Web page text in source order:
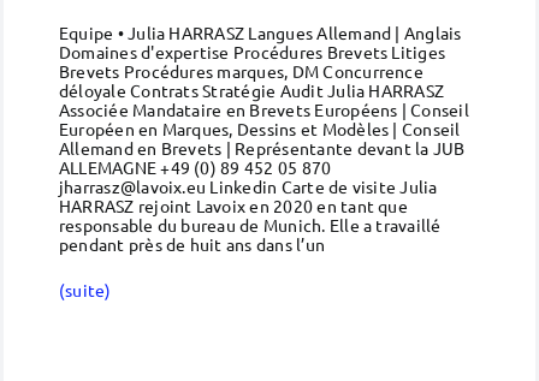
Equipe • Julia HARRASZ Langues Allemand | Anglais
Domaines d'expertise Procédures Brevets Litiges
Brevets Procédures marques, DM Concurrence
déloyale Contrats Stratégie Audit Julia HARRASZ
Associée Mandataire en Brevets Européens | Conseil
Européen en Marques, Dessins et Modèles | Conseil
Allemand en Brevets | Représentante devant la JUB
ALLEMAGNE +49 (0) 89 452 05 870
jharrasz@lavoix.eu Linkedin Carte de visite Julia
HARRASZ rejoint Lavoix en 2020 en tant que
responsable du bureau de Munich. Elle a travaillé
pendant près de huit ans dans l’un
(suite)